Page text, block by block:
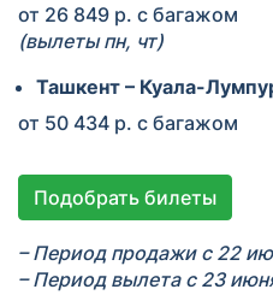
от 26 849 р. с багажом
(вылеты пн, чт)
Ташкент – Куала-
от 50 434 р. с багажом
Подобрать билеты
– Период продажи с 22
– Период вылета с 23